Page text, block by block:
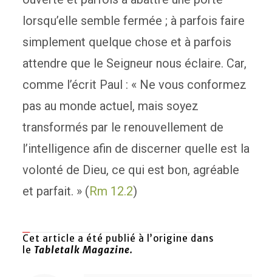
lorsqu’elle semble fermée ; à parfois faire
simplement quelque chose et à parfois
attendre que le Seigneur nous éclaire. Car,
comme l’écrit Paul : « Ne vous conformez
pas au monde actuel, mais soyez
transformés par le renouvellement de
l’intelligence afin de discerner quelle est la
volonté de Dieu, ce qui est bon, agréable
et parfait. » (Rm 12.2)
Cet article a été publié à l’origine dans
le Tabletalk Magazine.